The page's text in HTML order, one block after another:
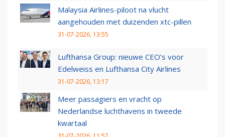
Malaysia Airlines-piloot na vlucht
aangehouden met duizenden xtc-pillen
31-07-2026, 13:55
Lufthansa Group: nieuwe CEO’s voor
Edelweiss en Lufthansa City Airlines
31-07-2026, 13:17
Meer passagiers en vracht op
Nederlandse luchthavens in tweede
kwartaal